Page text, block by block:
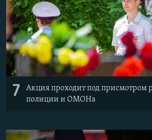
7
Акция проходит под присмотром
полиции и ОМОНа